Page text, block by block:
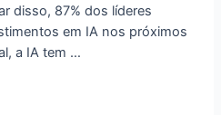
disso, 87% dos líderes
em IA nos próximos
a IA tem …